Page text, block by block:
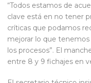
“Todos estamos de
clave está en no tener
críticas que podamos
mejorar lo que
los procesos”. El
entre 8 y 9 fichajes en